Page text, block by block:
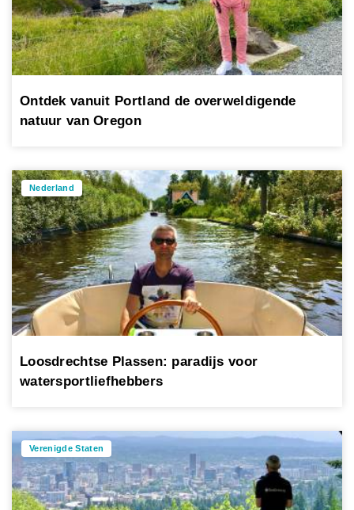
Ontdek vanuit Portland de overweldigende
natuur van Oregon
Nederland
Loosdrechtse Plassen: paradijs voor
watersportliefhebbers
Verenigde Staten